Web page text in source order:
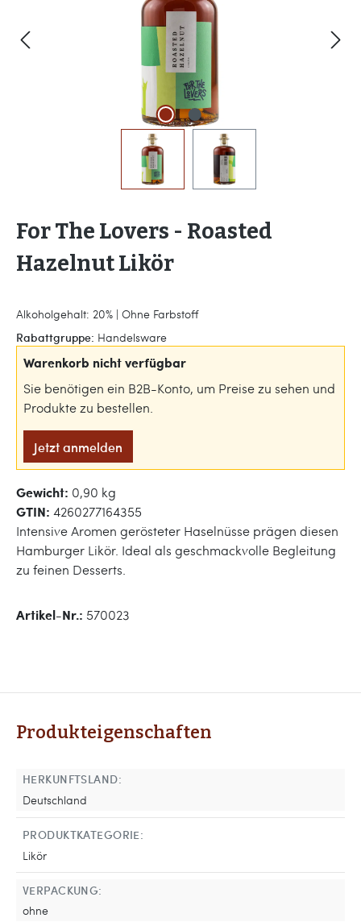
For The Lovers - Roasted
Hazelnut Likör
Alkoholgehalt: 20% | Ohne Farbstoff
Rabattgruppe: Handelsware
Warenkorb nicht verfügbar
Sie benötigen ein B2B-Konto, um Preise zu sehen und
Produkte zu bestellen.
Jetzt anmelden
Gewicht: 0,90 kg
GTIN: 4260277164355
Intensive Aromen gerösteter Haselnüsse prägen diesen
Hamburger Likör. Ideal als geschmackvolle Begleitung
zu feinen Desserts.
Artikel-Nr.: 570023
Produkteigenschaften
HERKUNFTSLAND:
Deutschland
PRODUKTKATEGORIE:
Likör
VERPACKUNG:
ohne